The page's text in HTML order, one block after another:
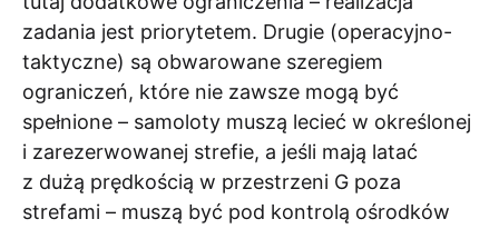
zadania jest priorytetem. Drugie (operacyjno-
taktyczne) są obwarowane szeregiem
ograniczeń, które nie zawsze mogą być
spełnione – samoloty muszą lecieć w określonej
i zarezerwowanej strefie, a jeśli mają latać
z dużą prędkością w przestrzeni G poza
strefami – muszą być pod kontrolą ośrodków